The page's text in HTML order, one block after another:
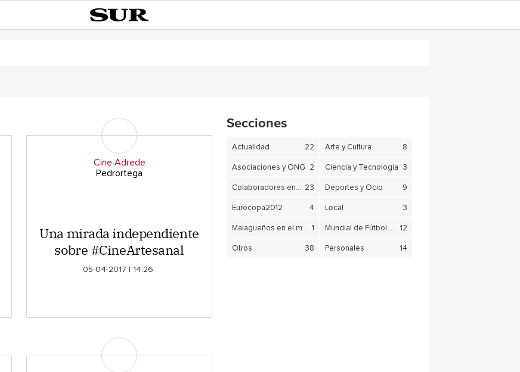
Cine Adrede
Pedrortega
Una mirada independiente
sobre #CineArtesanal
05-04-2017 | 14:26
Secciones
Actualidad 22 Arte y Cultura 8
Asociaciones y ONG 2 Ciencia y Tecnología 3
Colaboradores en SUR.es 23 Deportes y Ocio 9
Eurocopa2012 4 Local 3
Malagueños en el mundo 1 Mundial de Fútbol Brasil 2014 12
Otros 38 Personales 14